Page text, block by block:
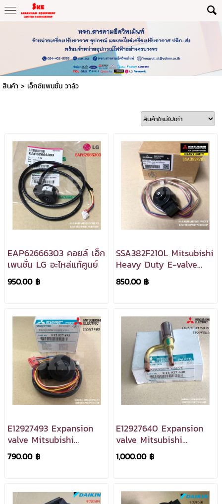
สินค้า> เอ็กซ์แพนชั่น วาล์ว
EAP62666303 คอยล์ เอ็ก
เพนชั่น LG อะไหล่แท้ศูนย์
950.00 ฿
SSA382F210L Mitsubishi
Heavy Duty E-valve
SOLENOID อีวาวล์มิตซูบิชิ
เฮฟวี่ ดิวตี้ อะไหล่แท้ศูนย์
850.00 ฿
E12927493 Expansion
valve Mitsubishi
Electric
790.00 ฿
E12927640 Expansion
valve Mitsubishi
Electric
1,000.00 ฿